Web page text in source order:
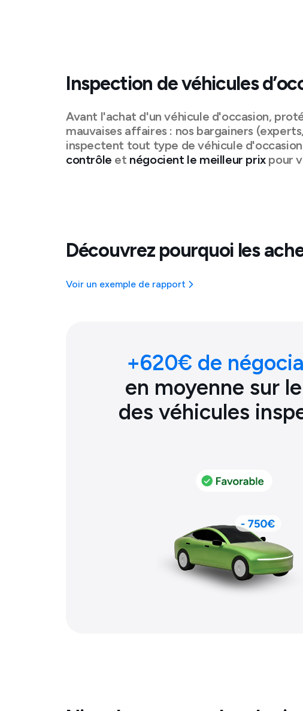
Inspection de véhicules
Avant l'achat d'un véhicule d'occasion,
mauvaises affaires : nos bargainers
inspectent tout type de véhicule
contrôle et négocient le meilleur prixpour
Découvrez pourquoi les
Voir un exemple de rapport
+620€ de
en moyenne sur
des véhicules